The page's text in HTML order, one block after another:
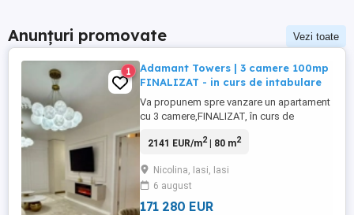
Anunțuri promovate Vezi toate
1
Adamant Towers | 3 camere 100mp
FINALIZAT - in curs de intabulare
Va propunem spre vanzare un apartament
cu 3 camere,FINALIZAT, în curs de
exact pe Șos. Nicolina 54. Apartament cu
compartimentat practic și luminos: living
de 22,90 mp, 2 dormitoare, bucătărie
inchisă, 2 băi, hol generos și 2 balcoane ...
2141 EUR/m2| 80 m2
Nicolina, Iasi, Iasi
6 august
171 280 EUR